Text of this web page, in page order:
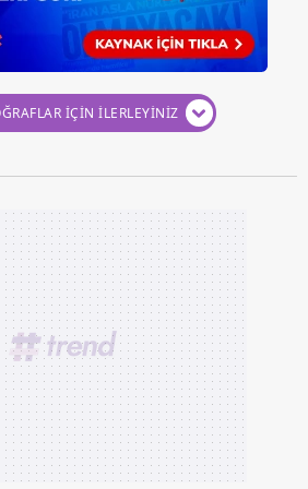
İÇİN İLERLEYİNİZ